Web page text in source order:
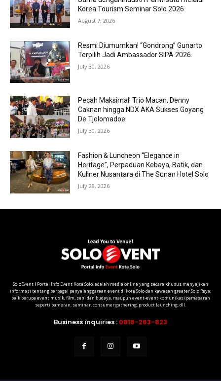
Korea Tourism Seminar Solo 2026
August 7, 2026
Resmi Diumumkan! “Gondrong” Gunarto
Terpilih Jadi Ambassador SIPA 2026.
July 30, 2026
Pecah Maksimal! Trio Macan, Denny
Caknan hingga NDX AKA Sukses Goyang
De Tjolomadoe.
July 30, 2026
Fashion & Luncheon “Elegance in
Heritage”, Perpaduan Kebaya, Batik, dan
Kuliner Nusantara di The Sunan Hotel Solo
July 28, 2026
SoloEvent I Portal Info Event Kota Solo, adalah media online yang secara khusus menyajikan
informasi tentang berbagai penyelenggaraan event di kota Solo dan kawasan greater Solo Raya;
baik berupa event musik, film, seni dan budaya, maupun event-event komunikasi pemasaran
seperti pameran, seminar, consumer gathering, product launching, dll.
Business inquiries : 0818-263-823